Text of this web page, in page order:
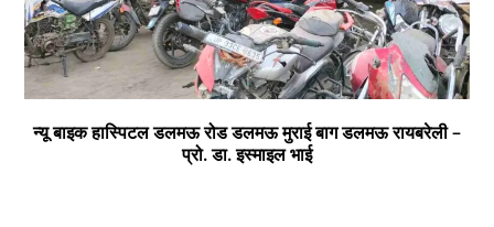
न्यू बाइक हास्पिटल डलमऊ रोड डलमऊ मुराई बाग डलमऊ रायबरेली –
प्रो. डा. इस्माइल भाई